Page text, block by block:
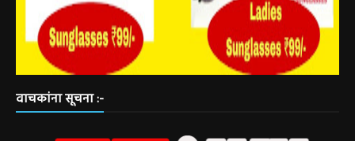
वाचकांना सूचना :-